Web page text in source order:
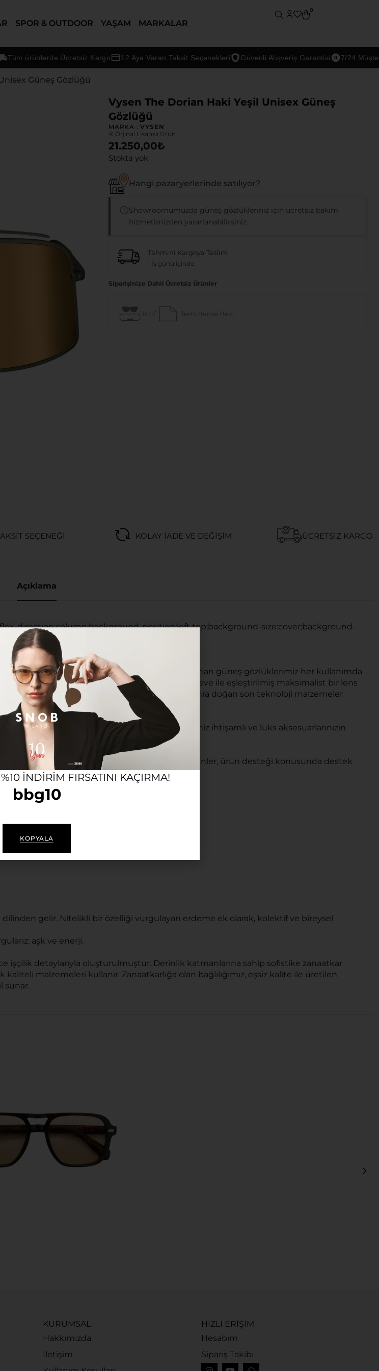
SPOR & OUTDOOR YAŞAM MARKALAR
0
ürünlerde Ücretsiz Kargo 12 Aya Varan Taksit Seçenekleri Güvenli Alışveriş Garantisi 7/24 Müşteri
Güneş Gözlüğü
Vysen The Dorian Haki Yeşil Unisex Güneş
Gözlüğü
MARKA :VYSEN
® Orjinal Lisanslı Ürün
21.250,00₺
Stokta yok
Hangi pazaryerlerinde satılıyor?
Showroomumuzda güneş gözlükleriniz için ücretsiz bakım
hizmetimizden yararlanabilirsiniz.
Tahmini Kargoya Teslim
1 İş günü içinde
Siparişinize Dahil Ücretsiz Ürünler
Kılıf Temizleme Bezi
SEÇENEĞI KOLAY İADE VE DEĞIŞIM ÜCRETSIZ KARGO
Açıklama
direction:column;background-position:left top;background-size:cover;background-
Dorian hayatınıza tarz katacak.
diğer çerçevelerin aksine, en yeni Dorian güneş gözlüklerimiz her kullanımda
karışım ve tasarım için minimalist çerçeve ile eşleştirilmiş maksimalist bir lens
için her biri yüzlerce adım ve el işçiliğinden sonra doğan son teknoloji malzemeler
‘da üretilmiş VYSEN Dorian vazgeçemediğiniz ihtişamlı ve lüks aksesuarlarınızın
boyunca Bubago olarak her zaman yeni ürünler, ürün desteği konusunda destek
dilinden gelir. Nitelikli bir özelliği vurgulayan erdeme ek olarak, kolektif ve bireysel
aşk ve enerji.
işçilik detaylarıyla oluşturulmuştur. Derinlik katmanlarına sahip sofistike zanaatkar
malzemeleri kullanır. Zanaatkarlığa olan bağlılığımız, eşsiz kalite ile üretilen
sunar.
KURUMSAL
Hakkımızda
İletişim
HIZLI ERİŞİM
Hesabım
Sipariş Takibi
INDIRIM FIRSATINI KAÇIRMA!
bbg10
KOPYALA